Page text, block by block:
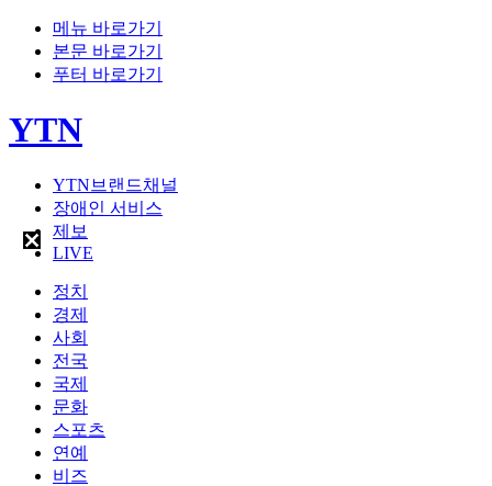
메뉴 바로가기
본문 바로가기
푸터 바로가기
YTN
YTN브랜드채널
장애인 서비스
제보
LIVE
정치
경제
사회
전국
국제
문화
스포츠
연예
비즈